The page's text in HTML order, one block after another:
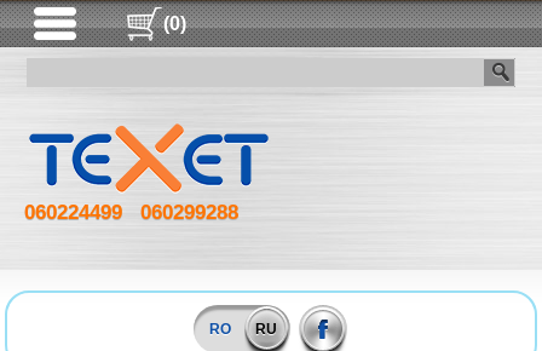
(0)
060224499 060299288
RO RU